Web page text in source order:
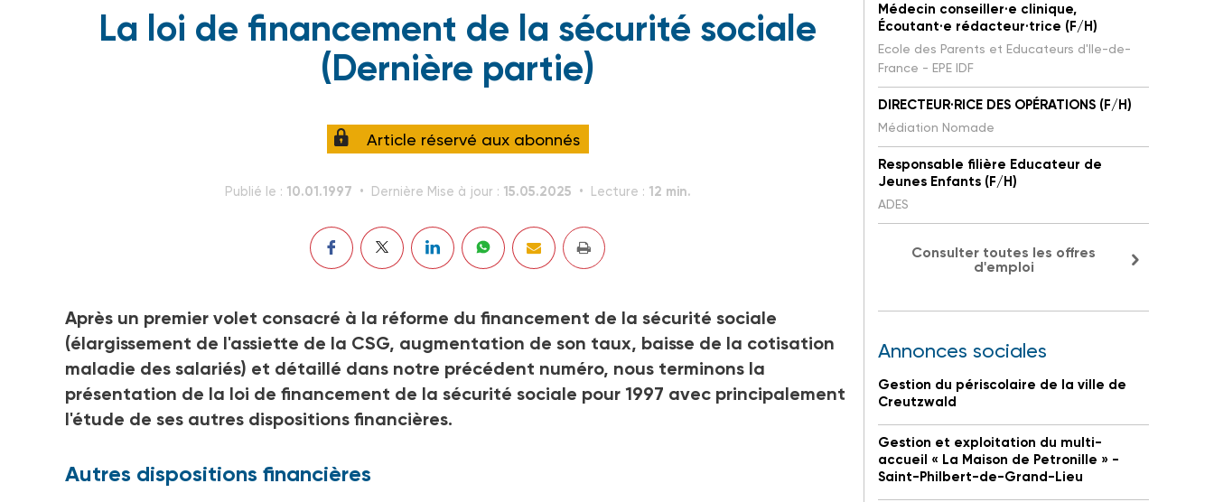
La loi de financement de la sécurité sociale
(Dernière partie)
Article réservé aux abonnés
Publié le : 10.01.1997 Dernière Mise à jour : 15.05.2025 Lecture : 12 min.
Après un premier volet consacré à la réforme du financement de la sécurité sociale
(élargissement de l'assiette de la CSG, augmentation de son taux, baisse de la cotisation
maladie des salariés) et détaillé dans notre précédent numéro, nous terminons la
présentation de la loi de financement de la sécurité sociale pour 1997 avec principalement
l'étude de ses autres dispositions financières.
Autres dispositions financières
Médecin conseiller·e clinique,
Écoutant·e rédacteur·trice (F/H)
Ecole des Parents et Educateurs d'Ile-de-
France - EPE IDF
DIRECTEUR·RICE DES OPÉRATIONS (F/H)
Médiation Nomade
Responsable filière Educateur de
Jeunes Enfants (F/H)
ADES
Consulter toutes les offres
d'emploi
Annonces sociales
Gestion du périscolaire de la ville de
Creutzwald
Gestion et exploitation du multi-
accueil « La Maison de Petronille » -
Saint-Philbert-de-Grand-Lieu